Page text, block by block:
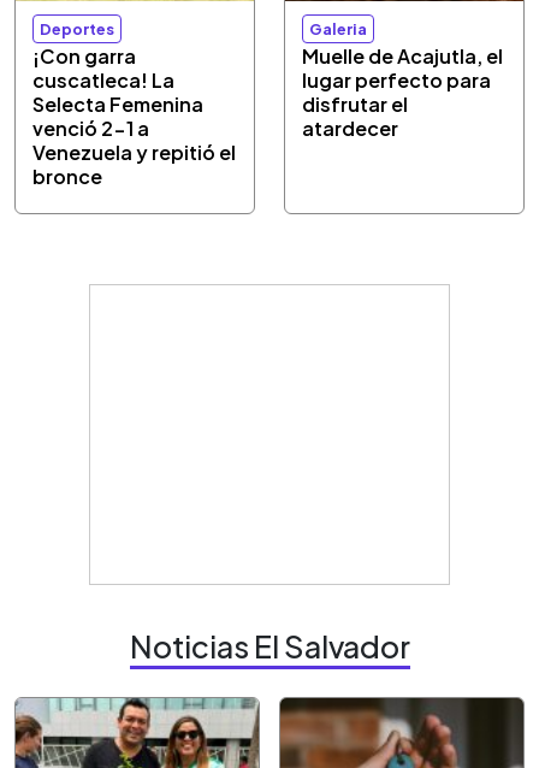
Deportes
¡Con garra
cuscatleca! La
Selecta Femenina
venció 2-1 a
Venezuela y repitió el
bronce
Galeria
Muelle de Acajutla, el
lugar perfecto para
disfrutar el
atardecer
Noticias El Salvador